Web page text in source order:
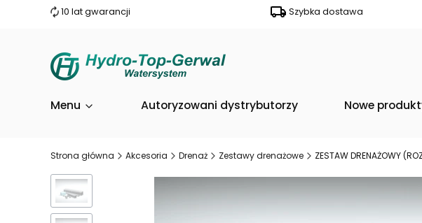
10 lat gwarancji Szybka dostawa
Menu Autoryzowani dystrybutorzy Nowe
Strona główna Akcesoria Drenaż Zestawy drenażowe ZESTAW DRENAŻOWY